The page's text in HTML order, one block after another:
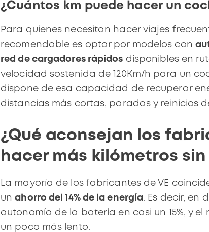
¿Cuántos km puede hacer un
Para quienes necesitan hacer viajes
recomendable es optar por modelos con
red de cargadores rápidos disponibles en
velocidad sostenida de 120Km/h para un
dispone de esa capacidad de recuperar
distancias más cortas, paradas y reinicios
¿Qué aconsejan los
hacer más kilómetros
La mayoría de los fabricantes de VE
unahorro del 14% de la energía. Es decir, en
autonomía de la batería en casi un 15%, y
un poco más lento.